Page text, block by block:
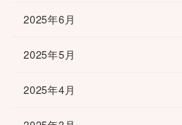
2025年6月
2025年5月
2025年4月